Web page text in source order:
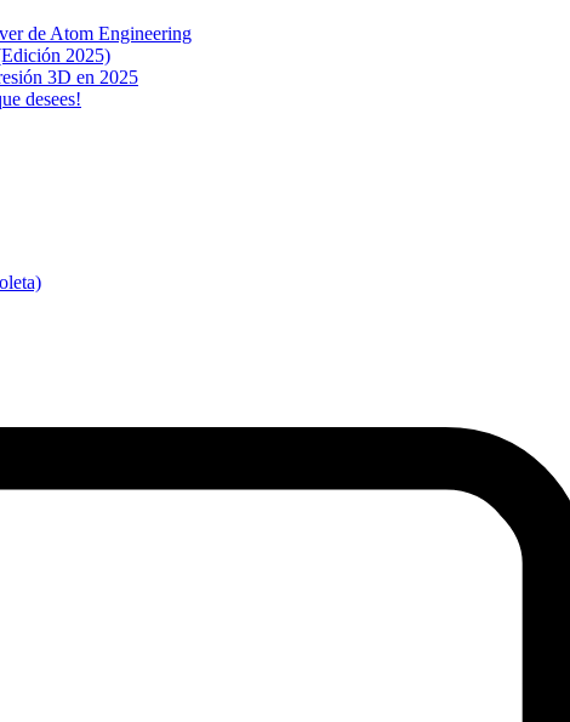
de Atom Engineering
2025)
3D en 2025
desees!